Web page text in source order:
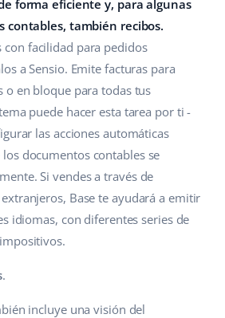
forma eficiente y, para algunas
contables, también recibos.
con facilidad para pedidos
a Sensio. Emite facturas para
o en bloque para todas tus
puede hacer esta tarea por ti -
las acciones automáticas
documentos contables se
Si vendes a través de
Base te ayudará a emitir
idiomas, con diferentes series de
.
incluye una visión del